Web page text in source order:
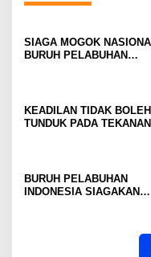
SIAGA MOGOK
BURUH PELABUHAN
KONSOLIDASI LINTAS
ELEMEN DEWAN BURUH
KEADILAN TIDAK BOLEH
TUNDUK PADA TEKANAN
BURUH PELABUHAN
INDONESIA SIAGAKAN